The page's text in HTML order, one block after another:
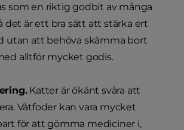
som en riktig godbit av många
det är ett bra sätt att stärka ert
utan att behöva skämma bort
alltför mycket godis.
Katter är ökänt svåra att
Våtfoder kan vara mycket
för att gömma mediciner i,